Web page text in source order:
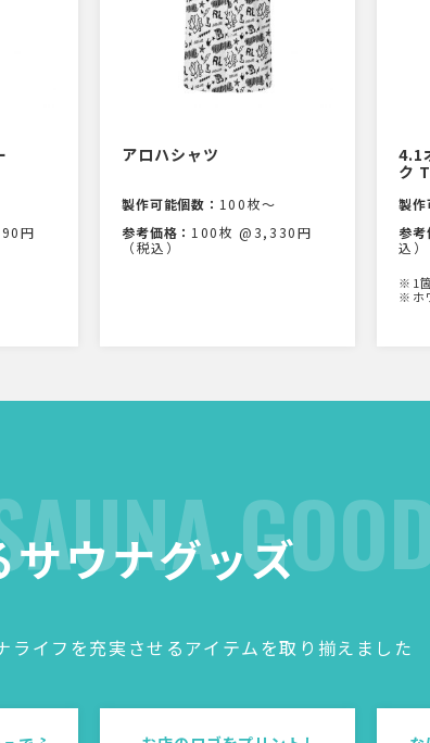
円
アロハシャツ
製作可能個数： 100枚〜
参考価格： 100枚 @3,330円
（税込）
4.1
ク
製作
参考
込）
※1
※ホ
サウナグッズ
ライフを充実させるアイテムを取り揃えました